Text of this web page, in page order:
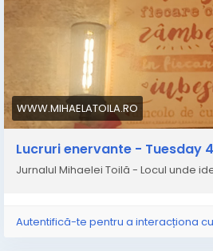
WWW.MIHAELATOILA.RO
Lucruri enervante - Tuesday 4
Jurnalul Mihaelei Toilă - Locul unde
Autentifică-te pentru a interacționa